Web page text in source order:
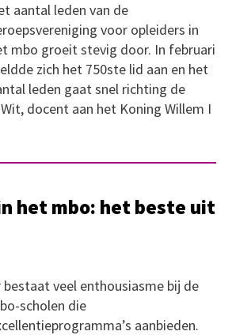
aantal leden van de
voor opleiders in
mbo groeit stevig door. In februari
zich het 750ste lid aan en het
leden gaat snel richting de
docent aan het Koning Willem I
het mbo: het beste uit
bestaat veel enthousiasme bij de
scholen die
aanbieden.